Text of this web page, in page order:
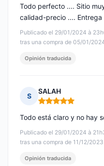
Publicado el 29/01/2024 à
tras una compra de 05/01/
Todo perfecto .... Sitio
calidad-precio .... Entrega
Opinión traducida
S
SALAH
Nota: 5 de 5
Publicado el 29/01/2024 à
tras una compra de 11/12/2023
Todo está claro y no hay
Opinión traducida